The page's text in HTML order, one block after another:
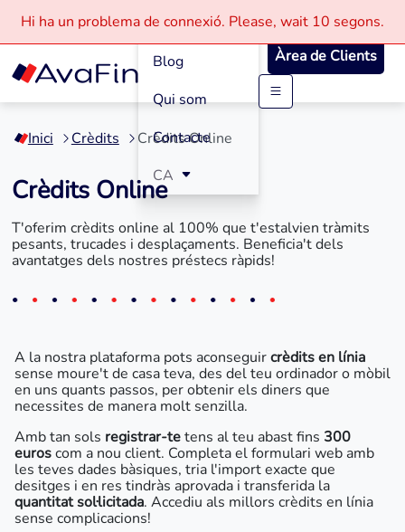
Saltar
contingut
Hi ha un problema de connexió. Please, wait 10 segons.
Blog
Qui som
Contacte
CA
Àrea de Clients
Inici Crèdits Crèdits Online
Crèdits Online
T'oferim crèdits online al 100% que t'estalvien tràmits
pesants, trucades i desplaçaments. Beneficia't dels
avantatges dels nostres préstecs ràpids!
A la nostra plataforma pots aconseguircrèdits en línia
sense moure't de casa teva, des del teu ordinador o mòbil
en uns quants passos, per obtenir els diners que
necessites de manera molt senzilla.
Amb tan sols registrar-tetens al teu abast fins 300
euroscom a nou client. Completa el formulari web amb
les teves dades bàsiques, tria l'import exacte que
desitges i en res tindràs aprovada i transferida la
quantitat sol·licitada. Accediu als millors crèdits en línia
sense complicacions!